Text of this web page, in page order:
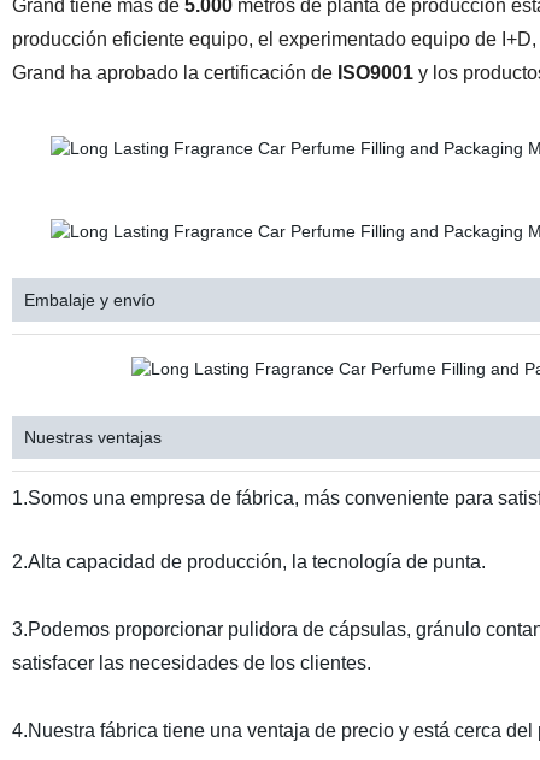
Grand tiene más de5.000metros de planta de producción
producción eficiente equipo, el experimentado equipo de
Grand ha aprobado la certificación deISO9001y los
Embalaje y envío
Nuestras ventajas
1.Somos una empresa de fábrica, más conveniente para
2.Alta capacidad de producción, la tecnología de punta.
3.Podemos proporcionar pulidora de cápsulas, gránulo
satisfacer las necesidades de los clientes.
4.Nuestra fábrica tiene una ventaja de precio y está cerca del